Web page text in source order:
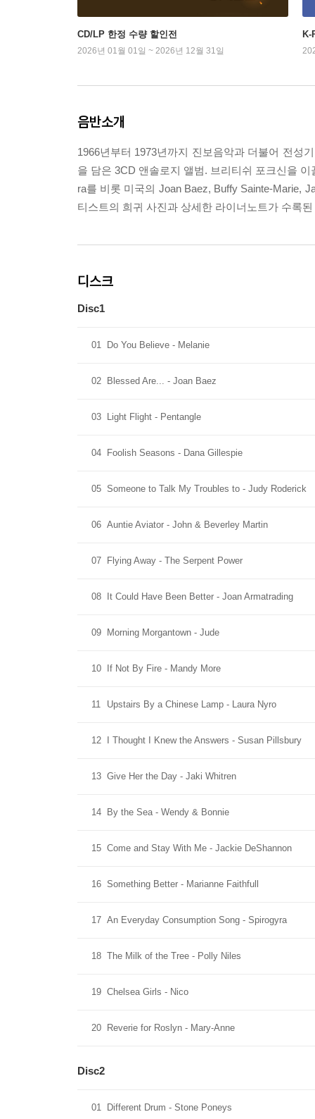
CD/LP 한정 수량 할인전
2026년 01월 01일 ~ 2026년 12월 31일
K-
음반소개
1966년부터 1973년까지 진보음악과 더불어 전성
을 담은 3CD 앤솔로지 앨범. 브리티쉬 포크신을
ra를 비롯 미국의 Joan Baez, Buffy Sainte-Marie,
티스트의 희귀 사진과 상세한 라이너노트가 수록
디스크
Disc1
01 Do You Believe - Melanie
02 Blessed Are... - Joan Baez
03 Light Flight - Pentangle
04 Foolish Seasons - Dana Gillespie
05 Someone to Talk My Troubles to - Judy Roderick
06 Auntie Aviator - John & Beverley Martin
07 Flying Away - The Serpent Power
08 It Could Have Been Better - Joan Armatrading
09 Morning Morgantown - Jude
10 If Not By Fire - Mandy More
11 Upstairs By a Chinese Lamp - Laura Nyro
12 I Thought I Knew the Answers - Susan Pillsbury
13 Give Her the Day - Jaki Whitren
14 By the Sea - Wendy & Bonnie
15 Come and Stay With Me - Jackie DeShannon
16 Something Better - Marianne Faithfull
17 An Everyday Consumption Song - Spirogyra
18 The Milk of the Tree - Polly Niles
19 Chelsea Girls - Nico
20 Reverie for Roslyn - Mary-Anne
Disc2
01 Different Drum - Stone Poneys